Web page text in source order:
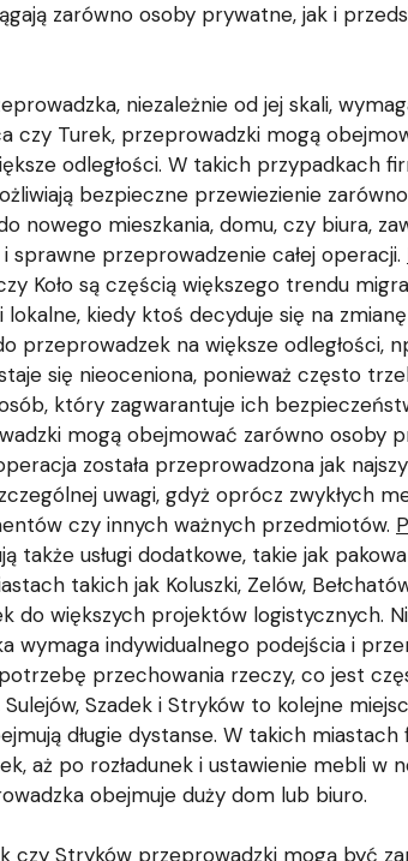
zarówno osoby prywatne, jak i
niezależnie od jej skali,
czy Turek, przeprowadzki mogą
odległości. W takich przypadkach
bezpieczne przewiezienie
nowego mieszkania, domu, czy biura,
przeprowadzenie całej operacji.
Koło są częścią większego trendu
kiedy ktoś decyduje się na
przeprowadzek na większe odległości,
się nieoceniona, ponieważ często
który zagwarantuje ich
mogą obejmować zarówno osoby
została przeprowadzona jak
uwagi, gdyż oprócz zwykłych
czy innych ważnych przedmiotów.
usługi dodatkowe, takie jak
takich jak Koluszki, Zelów,
do większych projektów logistycznych.
wymaga indywidualnego podejścia i
przechowania rzeczy, co jest
Szadek i Stryków to kolejne
długie dystanse. W takich
aż po rozładunek i ustawienie mebli w
obejmuje duży dom lub biuro.
czy Stryków przeprowadzki mogą być